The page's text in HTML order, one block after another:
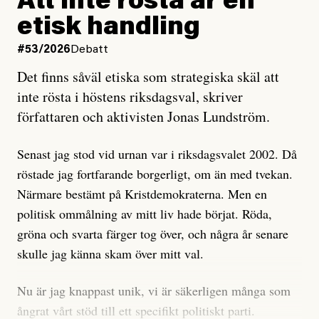
och då ska en efterforska diskret, just för att inte skapa
oro inom rörelsen.
Artikeln undersöker inte, som ETC påstår, ”vad som
är sant, vad som är rykten”, utan den bidrar bara till
ännu mer ryktesspridning. Det finns inte ett enda bevis
misstänkta personen är en infiltratör. Det som läsaren
får veta är att personen har ändrat sina politiska åsikter
under åren, att den har raderat tidigare innehåll på sina
sociala medier, att artikelns författare inte förstår sig
på personens ekonomi och att det tydligen finns
anonyma röster inom rörelsen som säger saker som
anses vara anledningar att titta närmare på personen,
men ingenting av detta är tillräckligt för att hänga ut
etisk handling
#53/2026 Debatt
Det finns såväl etiska som strategiska skäl att
inte rösta i höstens riksdagsval, skriver
författaren och aktivisten Jonas Lundström.
Senast jag stod vid urnan var i riksdagsvalet 2002. Då
röstade jag fortfarande borgerligt, om än med tvekan.
Närmare bestämt på Kristdemokraterna. Men en
politisk ommålning av mitt liv hade börjat. Röda,
gröna och svarta färger tog över, och några år senare
skulle jag känna skam över mitt val.
Nu är jag knappast unik, vi är säkerligen många som
ångrat vårt stöd till ett specifikt politiskt parti.